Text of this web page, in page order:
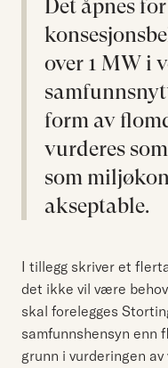
Det åpnes for
over 1 MW i
form av
vurderes
som
akseptable.
I tillegg skriver et
det ikke vil være
skal forelegges
samfunnshensyn enn
grunn i vurderingen